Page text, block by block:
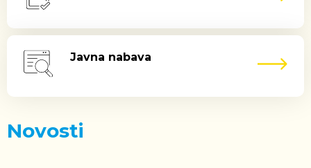
Javna nabava
Novosti